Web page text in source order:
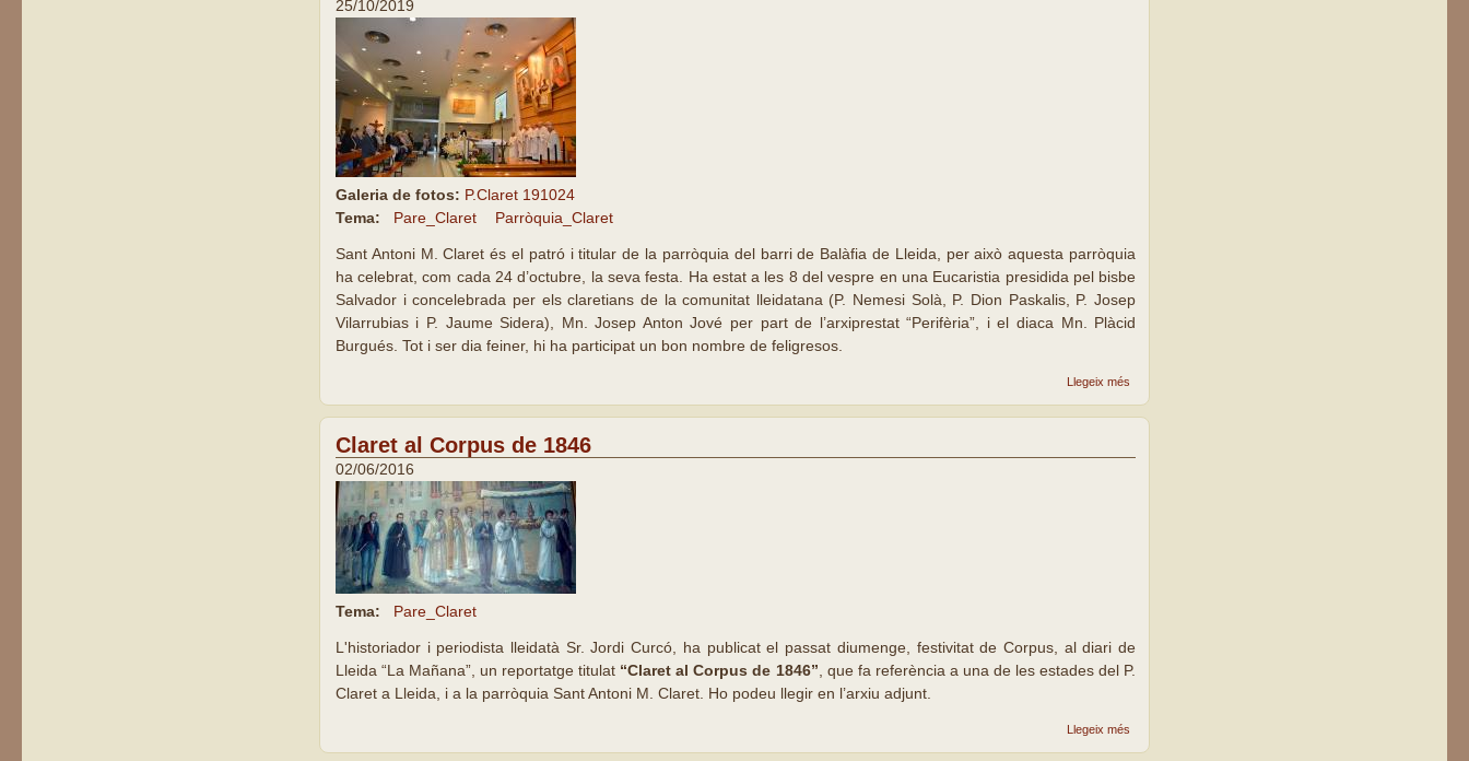
25/10/2019
Galeria de fotos: P.Claret 191024
Tema:
Pare_Claret Parròquia_Claret
Sant Antoni M. Claret és el patró i titular de la parròquia del barri de Balàfia de Lleida, per això aquesta parròquia
ha celebrat, com cada 24 d’octubre, la seva festa. Ha estat a les 8 del vespre en una Eucaristia presidida pel bisbe
Salvador i concelebrada per els claretians de la comunitat lleidatana (P. Nemesi Solà, P. Dion Paskalis, P. Josep
Vilarrubias i P. Jaume Sidera), Mn. Josep Anton Jové per part de l’arxiprestat “Perifèria”, i el diaca Mn. Plàcid
Burgués. Tot i ser dia feiner, hi ha participat un bon nombre de feligresos.
Llegeix més
Balàfia
la seva
Claret al Corpus de 1846
02/06/2016
Tema: Pare_Claret
L'historiador i periodista lleidatà Sr. Jordi Curcó, ha publicat el passat diumenge, festivitat de Corpus, al diari de
Lleida “La Mañana”, un reportatge titulat “Claret al Corpus de 1846” , que fa referència a una de les estades del P.
Claret a Lleida, i a la parròquia Sant Antoni M. Claret. Ho podeu llegir en l’arxiu adjunt.
Llegeix més